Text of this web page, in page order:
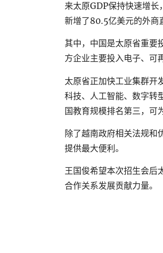
来太原GDP保持快速增
新增了80.5亿美元的外商
其中，中国是太原省重要
方企业主要投入电子、可
太原省正加快工业集群开
科技、人工智能、数字转
国教育规模排名第三，可
除了越南政府相关法规和
提供最大便利。
王国俊希望本次招生会后
合作关系发展贡献力量。